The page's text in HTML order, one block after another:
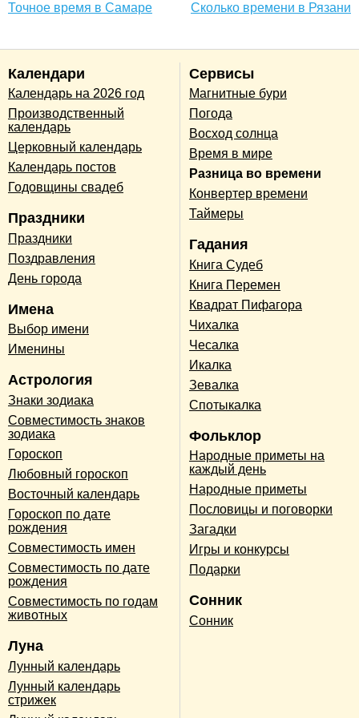
Точное время в Самаре Сколько времени в Рязани
Календари
Календарь на 2026 год
Производственный
календарь
Церковный календарь
Календарь постов
Годовщины свадеб
Праздники
Праздники
Поздравления
День города
Имена
Выбор имени
Именины
Астрология
Знаки зодиака
Совместимость знаков
зодиака
Гороскоп
Любовный гороскоп
Восточный календарь
Гороскоп по дате
рождения
Совместимость имен
Совместимость по дате
рождения
Совместимость по годам
животных
Луна
Лунный календарь
Лунный календарь
стрижек
Сервисы
Магнитные бури
Погода
Восход солнца
Время в мире
Разница во времени
Конвертер времени
Таймеры
Гадания
Книга Судеб
Книга Перемен
Квадрат Пифагора
Чихалка
Чесалка
Икалка
Зевалка
Спотыкалка
Фольклор
Народные приметы на
каждый день
Народные приметы
Пословицы и поговорки
Загадки
Игры и конкурсы
Подарки
Сонник
Сонник